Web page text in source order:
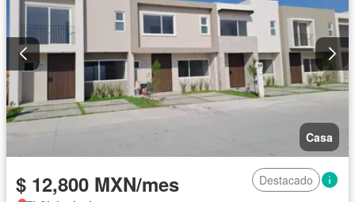
Zonas verdes
Permite mascotas
Permite niños
Solo familias
Sin amueblar
Casa
$ 12,800 MXN/mes
Destacado